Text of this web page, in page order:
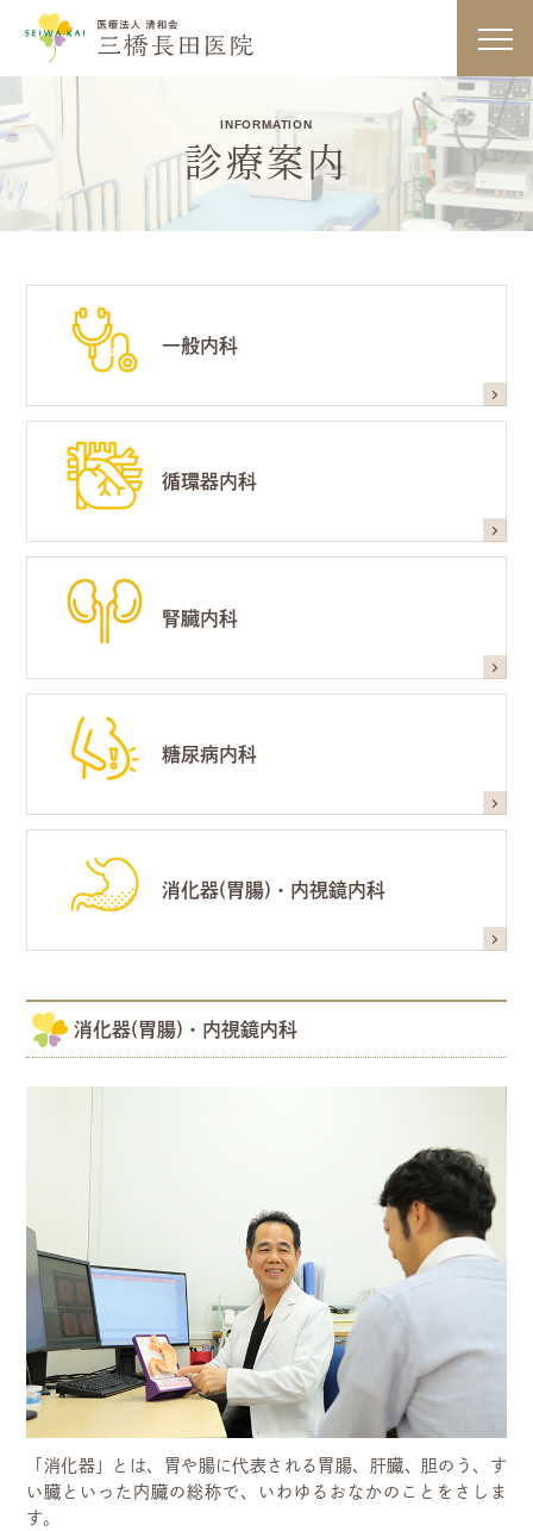
医療法人
INFORMATION
診療案内
一般内科
循環器内科
腎臓内科
糖尿病内科
消化器(胃腸)・内視鏡内科
消化器(胃腸)・内視鏡内科
「消化器」とは、胃や腸に代表される胃腸、肝臓、胆のう、す
い臓といった内臓の総称で、いわゆるおなかのことをさしま
す。